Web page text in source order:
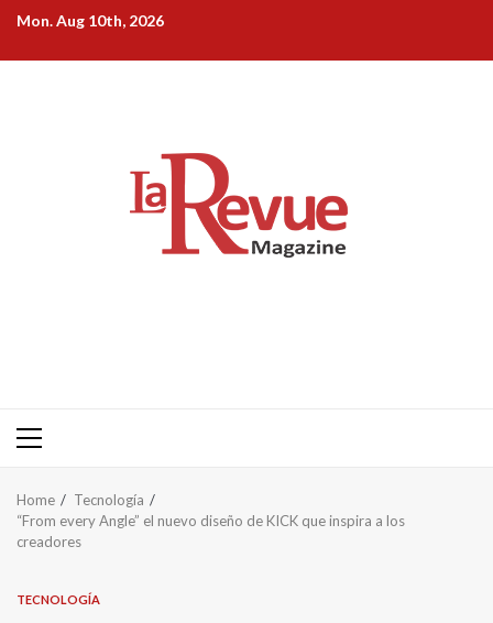
Skip
content
Mon. Aug 10th, 2026
Primary
Home
Tecnología
“From every Angle” el nuevo diseño de KICK que inspira a los
creadores
TECNOLOGÍA